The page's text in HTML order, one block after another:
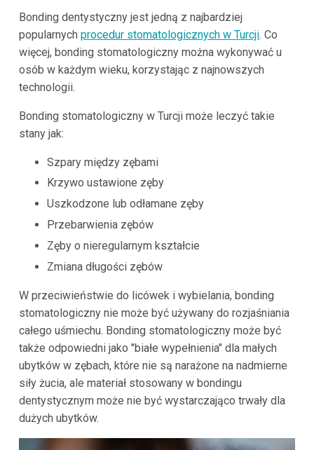
Bonding dentystyczny jest jedną z najbardziej
popularnych procedur stomatologicznych w Turcji. Co
więcej, bonding stomatologiczny można wykonywać u
osób w każdym wieku, korzystając z najnowszych
technologii.
Bonding stomatologiczny w Turcji może leczyć takie
stany jak:
Szpary między zębami
Krzywo ustawione zęby
Uszkodzone lub odłamane zęby
Przebarwienia zębów
Zęby o nieregularnym kształcie
Zmiana długości zębów
W przeciwieństwie do licówek i wybielania, bonding
stomatologiczny nie może być używany do rozjaśniania
całego uśmiechu. Bonding stomatologiczny może być
także odpowiedni jako "białe wypełnienia" dla małych
ubytków w zębach, które nie są narażone na nadmierne
siły żucia, ale materiał stosowany w bondingu
dentystycznym może nie być wystarczająco trwały dla
dużych ubytków.